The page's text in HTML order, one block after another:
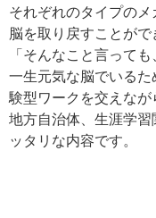
それぞれのタイプの
脳を取り戻すことがで
「そんなこと言って
一生元気な脳でいる
験型ワークを交えなが
地方自治体、生涯学
ッタリな内容です。